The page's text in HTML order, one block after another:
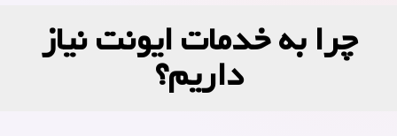
چرا به خدمات ایونت نیاز
داریم؟